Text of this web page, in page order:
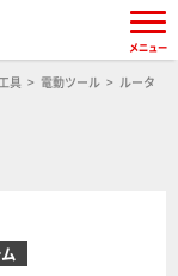
具 電動ツール
ルータ
メニュー